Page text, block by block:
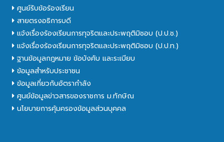
ศูนย์รับข้อร้องเรียน
สายตรงอธิการบดี
แจ้งเรื่องร้องเรียนการทุจริตและประพฤติมิชอบ (ป.ป.ช.)
แจ้งเรื่องร้องเรียนการทุจริตและประพฤติมิชอบ (ป.ป.ท.)
ฐานข้อมูลกฎหมาย ข้อบังคับ และระเบียบ
ข้อมูลสำหรับประชาชน
ข้อมูลเกี่ยวกับอัตรากำลัง
ศูนย์ข้อมูลข่าวสารของราชการ ม.ทักษิณ
นโยบายการคุ้มครองข้อมูลส่วนบุคคล